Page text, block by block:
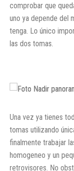
comprobar que
uno ya depende del
tenga. Lo único
las dos tomas.
Una vez ya tienes
tomas utilizando
finalmente trabajar
homogeneo y un
retrovisores. No